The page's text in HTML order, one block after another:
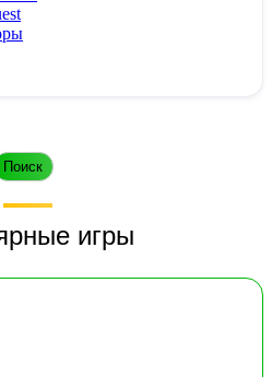
Поиск
игры